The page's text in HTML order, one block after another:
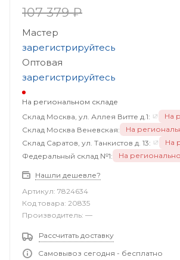
107 379 ₽
Мастер
зарегистрируйтесь
Оптовая
зарегистрируйтесь
На региональном складе
Склад Москва, ул. Аллея Витте д.1:
На
Склад Москва Веневская:
На
Склад Саратов, ул. Танкистов д. 13:
На
Федеральный склад №1:
На
Нашли дешевле?
Артикул: 7824634
Код товара: 20835
Производитель: —
Рассчитать доставку
Самовывоз сегодня - бесплатно